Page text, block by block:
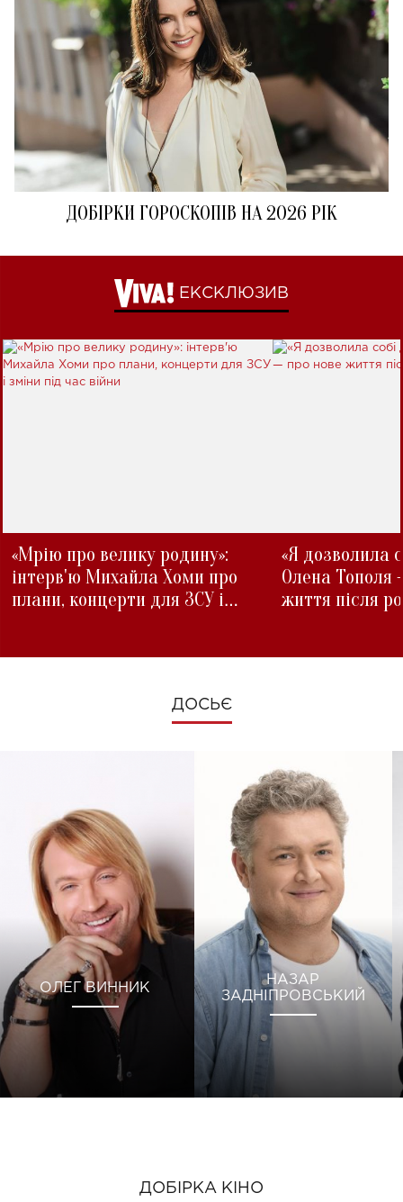
ДОБІРКИ ГОРОСКОПІВ НА 2026 РІК
ЕКСКЛЮЗИВ
«Мрію про велику родину»:
інтерв'ю Михайла Хоми про
плани, концерти для ЗСУ і
«Я дозволила
Олена Тополя
життя після
ДОСЬЄ
ОЛЕГ ВИННИК
НАЗАР
ЗАДНІПРОВСЬКИЙ
ДОБІРКА КІНО